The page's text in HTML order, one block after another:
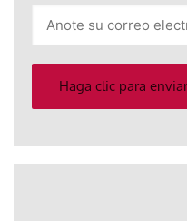
electrónico
Haga clic para enviar